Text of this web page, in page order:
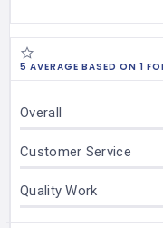
5 AVERAGE BASED ON 1
Overall
Customer Service
Quality Work